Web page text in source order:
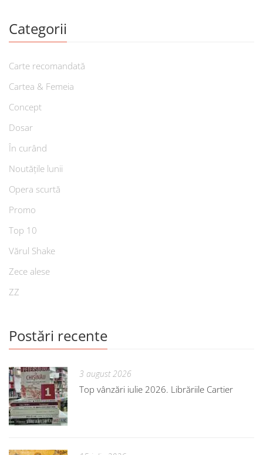
Categorii
Carte recomandată
Cartea & Femeia
Concept
Dosar
În curând
Noutățile lunii
Opera scurtă
Promo
Top 10
Vărul Shake
Zece alese
ZZ
Postări recente
3 august 2026
Top vânzări iulie 2026. Librăriile Cartier